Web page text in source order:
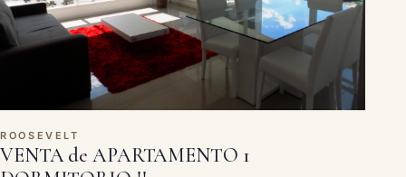
ROOSEVELT
VENTA de APARTAMENTO 1